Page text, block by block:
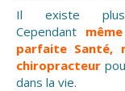
Il existe
Cependant
parfaite Santé,
chiropracteur
dans la vie.